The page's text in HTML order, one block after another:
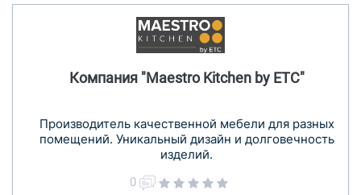
Компания "Maestro Kitchen by ETC"
Производитель качественной мебели для разных
помещений. Уникальный дизайн и долговечность
изделий.
0